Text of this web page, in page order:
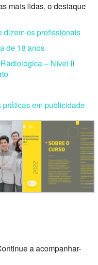
mais lidas, o destaque
dizem os profissionais
de 18 anos
– Nível II
em publicidade
a acompanhar-